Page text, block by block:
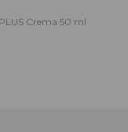
Crema 50 ml